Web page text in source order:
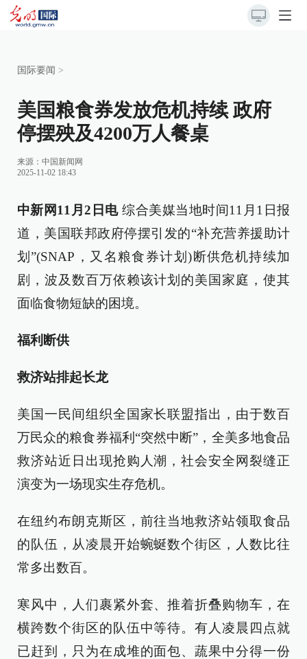
国际要闻 >
美国粮食券发放危机持续 政府
停摆殃及4200万人餐桌
来源： 中国新闻网
2025-11-02 18:43
中新网11月2日电综合美媒当地时间11月1日报
道，美国联邦政府停摆引发的“补充营养援助计
划”(SNAP，又名粮食券计划)断供危机持续加
剧，波及数百万依赖该计划的美国家庭，使其
面临食物短缺的困境。
福利断供
救济站排起长龙
美国一民间组织全国家长联盟指出，由于数百
万民众的粮食券福利“突然中断”，全美多地食品
救济站近日出现抢购人潮，社会安全网裂缝正
演变为一场现实生存危机。
在纽约布朗克斯区，前往当地救济站领取食品
的队伍，从凌晨开始蜿蜒数个街区，人数比往
常多出数百。
寒风中，人们裹紧外套、推着折叠购物车，在
横跨数个街区的队伍中等待。有人凌晨四点就
已赶到，只为在成堆的面包、蔬果中分得一份